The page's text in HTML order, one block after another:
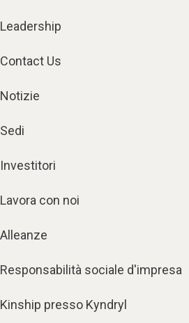
Leadership
Contact Us
Notizie
Sedi
Investitori
Lavora con noi
Alleanze
Responsabilità sociale d'impresa
Kinship presso Kyndryl